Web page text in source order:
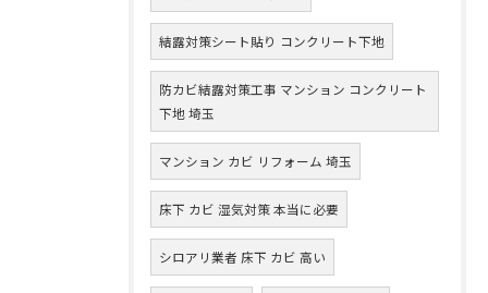
結露対策シート貼り コンクリート下地
防カビ結露対策工事 マンション コンクリート
下地 埼玉
マンション カビ リフォーム 埼玉
床下 カビ 湿気対策 本当に必要
シロアリ業者 床下 カビ 高い